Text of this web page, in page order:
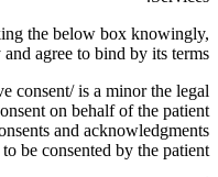
the below box knowingly,
agree to bind by its terms.
consent/ is a minor the legal
on behalf of the patient
and acknowledgments
be consented by the patient.